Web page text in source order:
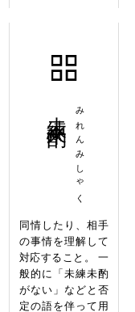
みれんみしゃく
同情したり、相手
の事情を理解して
対応すること。 一
般的に「未練未酌
がない」などと否
定の語を伴って用